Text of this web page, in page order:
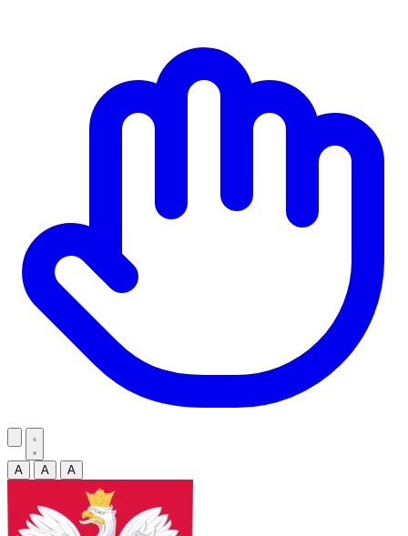
A A A